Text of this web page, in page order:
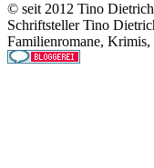
© seit 2012 Tino
Schriftsteller Tino
Familienromane,